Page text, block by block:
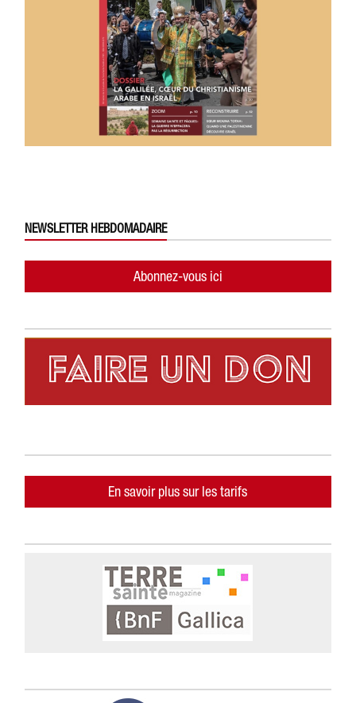
NEWSLETTER HEBDOMADAIRE
Abonnez-vous ici
En savoir plus sur les tarifs